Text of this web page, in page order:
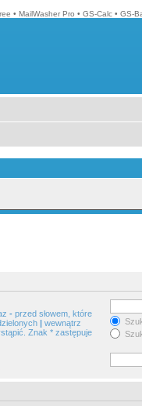
• MailWasher Pro • GS-Calc • GS-
- przed słowem, które
| wewnątrz
Znak * zastępuje